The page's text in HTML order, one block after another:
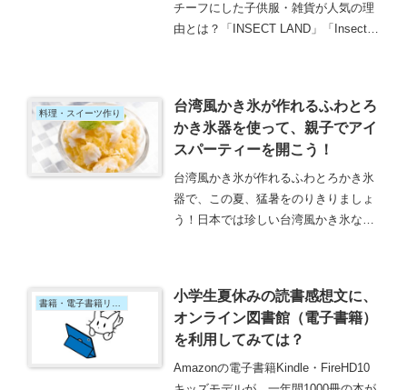
チーフにした子供服・雑貨が人気の理
由とは？「INSECT LAND」「Insect
料理・スイーツ作り
台湾風かき氷が作れるふわとろ
かき氷器を使って、親子でアイ
スパーティーを開こう！
台湾風かき氷が作れるふわとろかき氷
器で、この夏、猛暑をのりきりましょ
う！日本では珍しい台湾風かき氷な
味しいです！
書籍・電子書籍リーダー
小学生夏休みの読書感想文に、
オンライン図書館（電子書籍）
を利用してみては？
Amazonの電子書籍Kindle・FireHD10